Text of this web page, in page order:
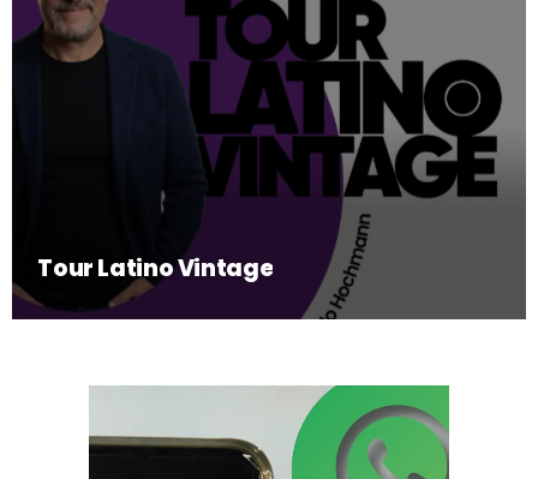
Tour Latino Vintage